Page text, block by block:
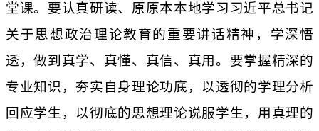
堂课。要认真研读、原原本本地学习习近平总书记
关于思想政治理论教育的重要讲话精神，学深悟
透，做到真学、真懂、真信、真用。要掌握精深的
专业知识，夯实自身理论功底，以透彻的学理分析
回应学生，以彻底的思想理论说服学生，用真理的